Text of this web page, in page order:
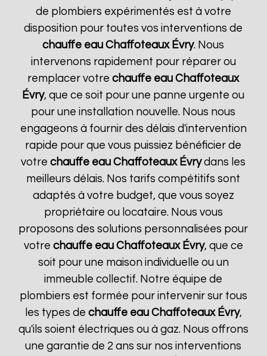
de plombiers expérimentés est à votre
disposition pour toutes vos interventions de
chauffe eau Chaffoteaux Évry. Nous
intervenons rapidement pour réparer ou
remplacer votrechauffe eau Chaffoteaux
Évry, que ce soit pour une panne urgente ou
pour une installation nouvelle. Nous nous
engageons à fournir des délais d'intervention
rapide pour que vous puissiez bénéficier de
votrechauffe eau Chaffoteaux Évrydans les
meilleurs délais. Nos tarifs compétitifs sont
adaptés à votre budget, que vous soyez
propriétaire ou locataire. Nous vous
proposons des solutions personnalisées pour
votre chauffe eau Chaffoteaux Évry, que ce
soit pour une maison individuelle ou un
immeuble collectif. Notre équipe de
plombiers est formée pour intervenir sur tous
les types de chauffe eau Chaffoteaux Évry,
qu'ils soient électriques ou à gaz. Nous offrons
une garantie de 2 ans sur nos interventions